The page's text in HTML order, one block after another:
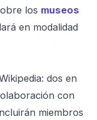
los museos
en modalidad
dos en
con
miembros